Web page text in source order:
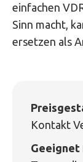
einfachen
Sinn macht,
ersetzen als
Kontakt
Geeignet